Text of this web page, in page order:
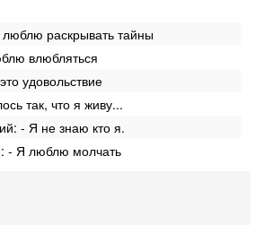
раскрывать тайны
влюбляться
удовольствие
так, что я живу...
- Я не знаю кто я.
- Я люблю молчать